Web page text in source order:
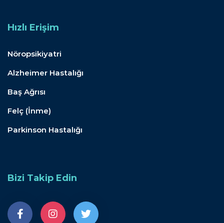
Hızlı Erişim
Nöropsikiyatri
Alzheimer Hastalığı
Baş Ağrısı
Felç (İnme)
Parkinson Hastalığı
Bizi Takip Edin